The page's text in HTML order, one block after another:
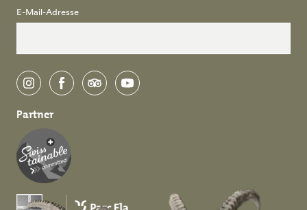
E-Mail-Adresse
instagramfacebooktripadvisoryoutube
Partner